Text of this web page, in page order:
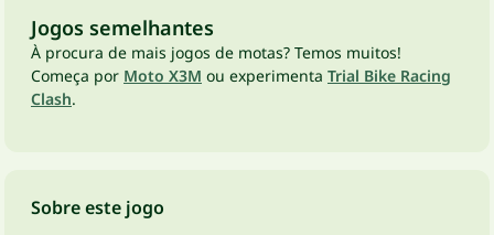
Jogos semelhantes
À procura de mais jogos de motas? Temos muitos!
Começa por Moto X3M ou experimenta Trial Bike Racing
Clash.
Sobre este jogo